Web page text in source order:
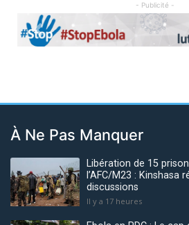
- Publicité -
Previous
À Ne Pas Manquer
Libération de 15
l’AFC/M23 : Kinshasa
discussions
Il y a 17 heures